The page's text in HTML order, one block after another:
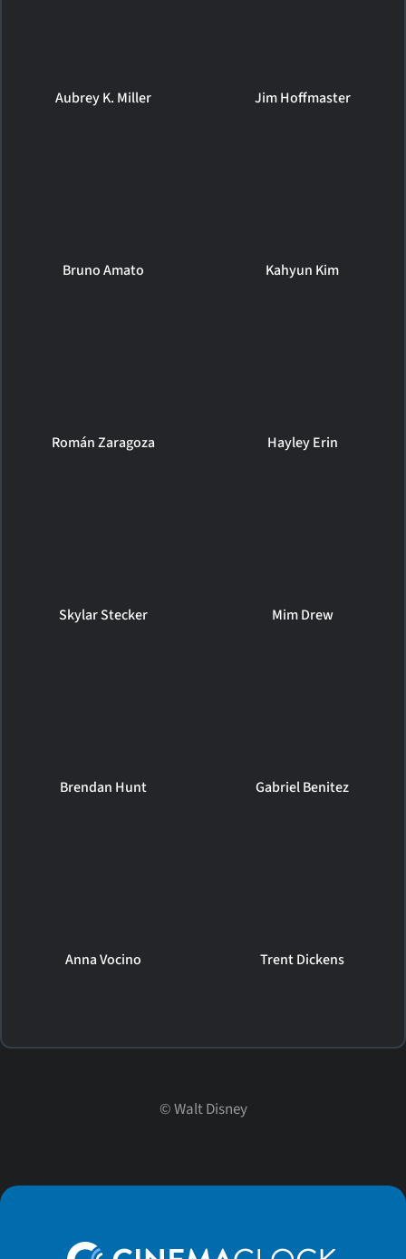
Aubrey K. Miller Jim Hoffmaster
Bruno Amato Kahyun Kim
Román Zaragoza Hayley Erin
Skylar Stecker Mim Drew
Brendan Hunt Gabriel Benitez
Anna Vocino Trent Dickens
©Walt Disney